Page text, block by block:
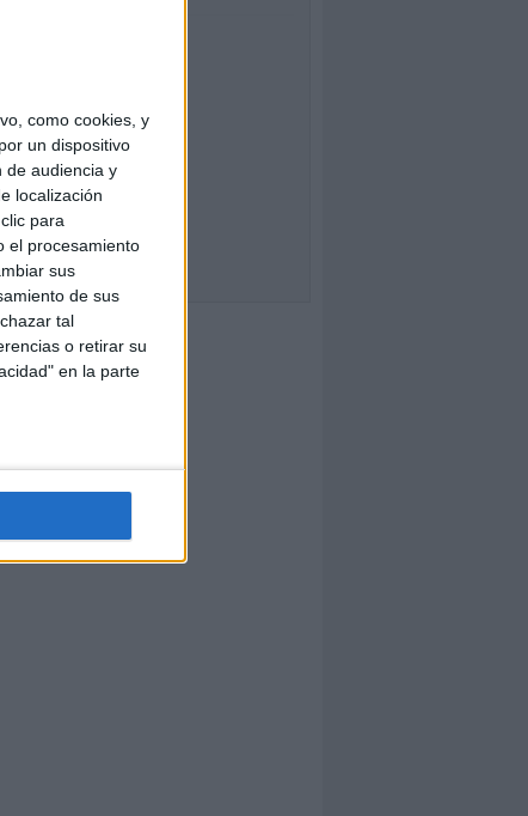
como cookies, y
un dispositivo
de audiencia y
localización
para
el procesamiento
sus
de sus
tal
o retirar su
en la parte